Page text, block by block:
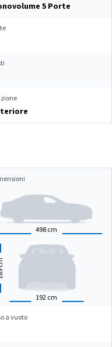
5 Porte
498 cm
192 cm
a vuoto